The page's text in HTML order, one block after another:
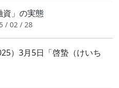
資」の実態
/ 02 / 28
）3月5日「啓蟄（けいち